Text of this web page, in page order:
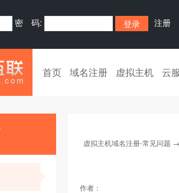
密 码: 注册
首页 域名注册 虚拟主机 云
虚拟主机域名注册-常见问题
作者：